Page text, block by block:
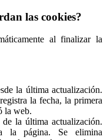
las cookies?
al finalizar la
la última actualización.
la fecha, la primera
la web.
de la última actualización.
la página. Se elimina